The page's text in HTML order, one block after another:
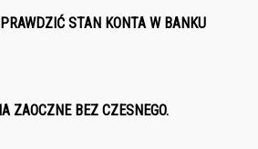
STAN KONTA W BANKU
ZAOCZNE BEZ CZESNEGO.